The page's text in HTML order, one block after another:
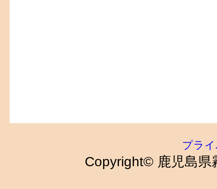
プラ
Copyright© 鹿児島